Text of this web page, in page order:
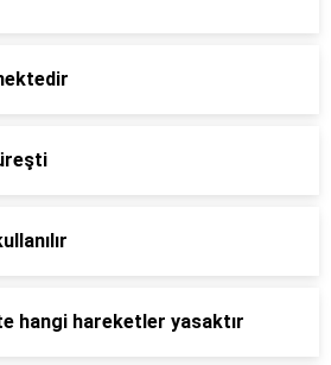
hangi hareketler yasaktır